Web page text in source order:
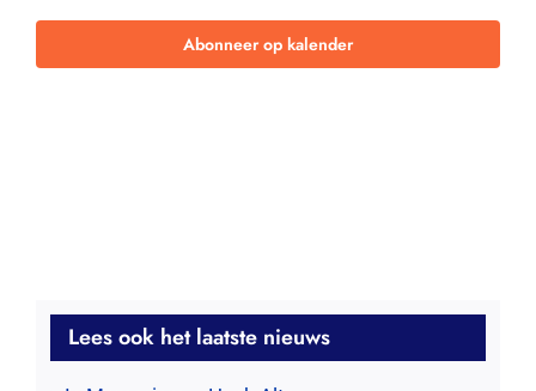
Abonneer op kalender
Lees ook het laatste nieuws